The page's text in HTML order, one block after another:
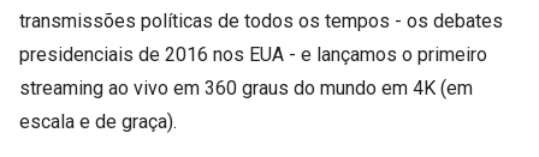
transmissões políticas de todos os tempos - os debates
presidenciais de 2016 nos EUA - e lançamos o primeiro
streaming ao vivo em 360 graus do mundo em 4K (em
escala e de graça).